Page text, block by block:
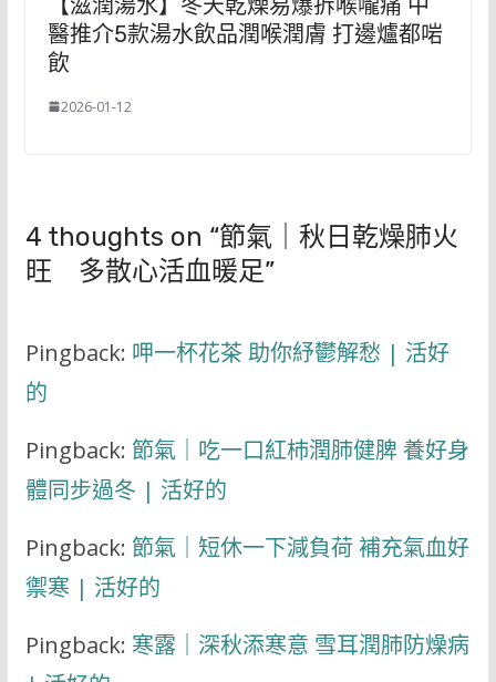
醫推介5款湯水飲品潤喉潤膚 打邊爐都啱
飲
2026-01-12
4 thoughts on “節氣｜秋日乾燥肺火
旺 多散心活血暖足”
Pingback: 呷一杯花茶 助你紓鬱解愁 | 活好
的
Pingback: 節氣｜吃一口紅杮潤肺健脾 養好身
體同步過冬 | 活好的
Pingback: 節氣｜短休一下減負荷 補充氣血好
禦寒 | 活好的
Pingback: 寒露｜深秋添寒意 雪耳潤肺防燥病